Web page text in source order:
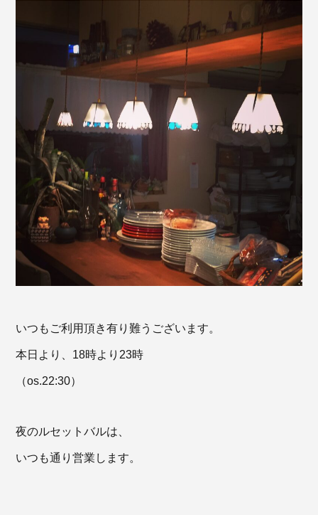
いつもご利用頂き有り難うございます。
本日より、18時より23時
（os.22:30）
夜のルセットバルは、
いつも通り営業します。